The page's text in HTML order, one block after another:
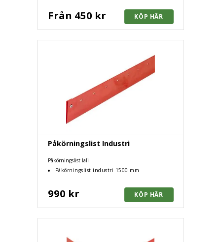
Från 450 kr
Påkörningslist Industri
Påkörningslist lali
Påkörningslist industri 1500 mm
990 kr